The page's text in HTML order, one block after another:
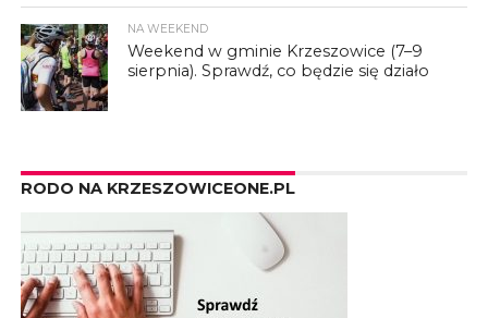
NA WEEKEND
Weekend w gminie Krzeszowice (7–9
sierpnia). Sprawdź, co będzie się działo
RODO NA KRZESZOWICEONE.PL